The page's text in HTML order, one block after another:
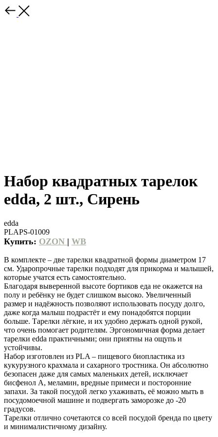
Набор квадратных тарелок
edda, 2 шт., Сирень
edda
PLAPS-01009
Купить: OZON | WB
В комплекте – две тарелки квадратной формы диаметром 17
см. Ударопрочные тарелки подходят для прикорма и малышей,
которые учатся есть самостоятельно.
Благодаря выверенной высоте бортиков еда не окажется на
полу и ребёнку не будет слишком высоко. Увеличенный
размер и надёжность позволяют использовать посуду долго,
даже когда малыш подрастёт и ему понадобятся порции
больше. Тарелки лёгкие, и их удобно держать одной рукой,
что очень помогает родителям. Эргономичная форма делает
тарелки edda практичными; они приятны на ощупь и
устойчивы.
Набор изготовлен из PLA – пищевого биопластика из
кукурузного крахмала и сахарного тростника. Он абсолютно
безопасен даже для самых маленьких детей, исключает
бисфенол А, меламин, вредные примеси и посторонние
запахи. За такой посудой легко ухаживать, её можно мыть в
посудомоечной машине и подвергать заморозке до -20
градусов.
Тарелки отлично сочетаются со всей посудой бренда по цвету
и минималистичному дизайну.